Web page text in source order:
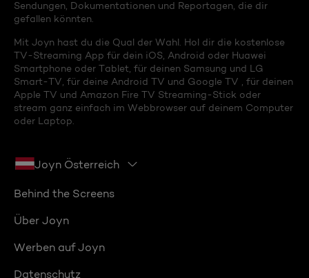
Sendungen, Dokumentationen und Reportagen, die dir
gefallen könnten.
Mit Joyn hast du die Qual der Wahl. Hol dir die kostenlose
TV-Streaming App für dein iOS, Android oder Huawei
Smartphone oder Tablet, für deinen Samsung und LG
Smart-TV, für deine Android TV und Google TV , für deinen
Apple TV und Amazon Fire TV Streaming-Stick oder
stream ganz einfach im Webbrowser auf deinem Computer
oder Laptop.
Joyn Österreich
Behind the Screens
Über Joyn
Werben auf Joyn
Datenschutz